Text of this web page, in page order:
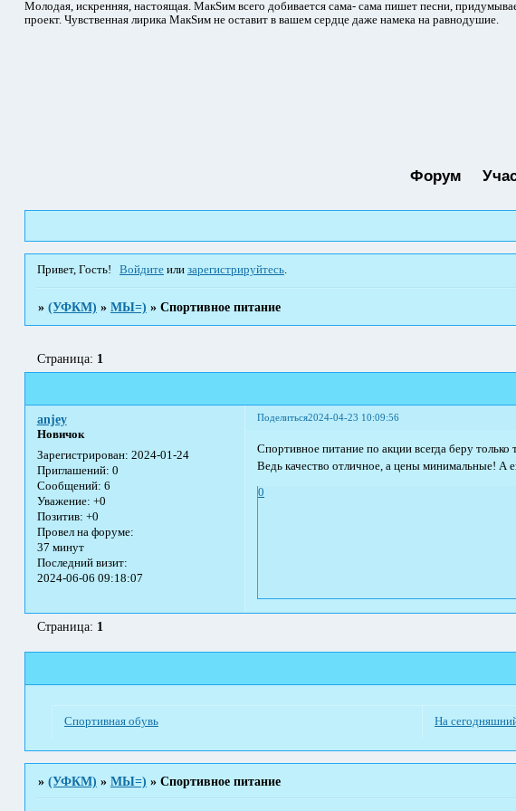
Молодая, искренняя, настоящая. МакSим всего добивается сама- сама пишет песни,
проект. Чувственная лирика МакSим не оставит в вашем сердце даже намека на равнодушие.
Форум
Привет, Гость! Войдите или зарегистрируйтесь
» (УФКМ) » МЫ=) » Спортивное питание
Страница: 1
Поделиться2024-04-23 10:09:56
anjey
Новичок
Зарегистрирован: 2024-01-24
Приглашений: 0
Сообщений: 6
Уважение: +0
Позитив: +0
Провел на форуме:
37 минут
Последний визит:
2024-06-06 09:18:07
Спортивное питание по акции всегда беру только
Ведь качество отличное, а цены минимальные! А
0
Страница: 1
Спортивная обувь На
» (УФКМ) » МЫ=) » Спортивное питание